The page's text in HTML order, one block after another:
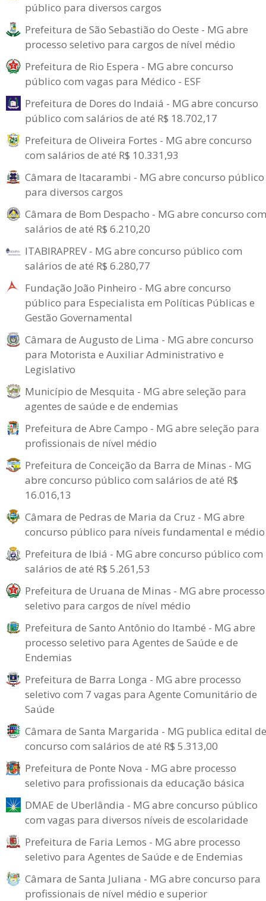
público para diversos cargos
Prefeitura de São Sebastião do Oeste - MG abre
processo seletivo para cargos de nível médio
Prefeitura de Rio Espera - MG abre concurso
público com vagas para Médico - ESF
Prefeitura de Dores do Indaiá - MG abre concurso
público com salários de até R$ 18.702,17
Prefeitura de Oliveira Fortes - MG abre concurso
com salários de até R$ 10.331,93
Câmara de Itacarambi - MG abre concurso público
para diversos cargos
Câmara de Bom Despacho - MG abre concurso com
salários de até R$ 6.210,20
ITABIRAPREV - MG abre concurso público com
salários de até R$ 6.280,77
Fundação João Pinheiro - MG abre concurso
público para Especialista em Políticas Públicas e
Gestão Governamental
Câmara de Augusto de Lima - MG abre concurso
para Motorista e Auxiliar Administrativo e
Legislativo
Município de Mesquita - MG abre seleção para
agentes de saúde e de endemias
Prefeitura de Abre Campo - MG abre seleção para
profissionais de nível médio
Prefeitura de Conceição da Barra de Minas - MG
abre concurso público com salários de até R$
16.016,13
Câmara de Pedras de Maria da Cruz - MG abre
concurso público para níveis fundamental e médio
Prefeitura de Ibiá - MG abre concurso público com
salários de até R$ 5.261,53
Prefeitura de Uruana de Minas - MG abre processo
seletivo para cargos de nível médio
Prefeitura de Santo Antônio do Itambé - MG abre
processo seletivo para Agentes de Saúde e de
Endemias
Prefeitura de Barra Longa - MG abre processo
seletivo com 7 vagas para Agente Comunitário de
Saúde
Câmara de Santa Margarida - MG publica edital de
concurso com salários de até R$ 5.313,00
Prefeitura de Ponte Nova - MG abre processo
seletivo para profissionais da educação básica
DMAE de Uberlândia - MG abre concurso público
com vagas para diversos níveis de escolaridade
Prefeitura de Faria Lemos - MG abre processo
seletivo para Agentes de Saúde e de Endemias
Câmara de Santa Juliana - MG abre concurso para
profissionais de nível médio e superior